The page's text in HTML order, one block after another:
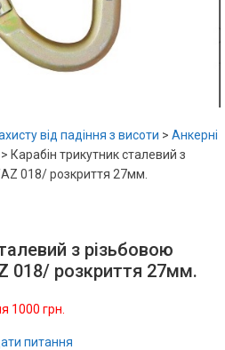
від падіння з висоти > Анкерні
> Карабін трикутник сталевий з
018/ розкриття 27мм.
з різьбовою
018/ розкриття 27мм.
1000 грн.
питання